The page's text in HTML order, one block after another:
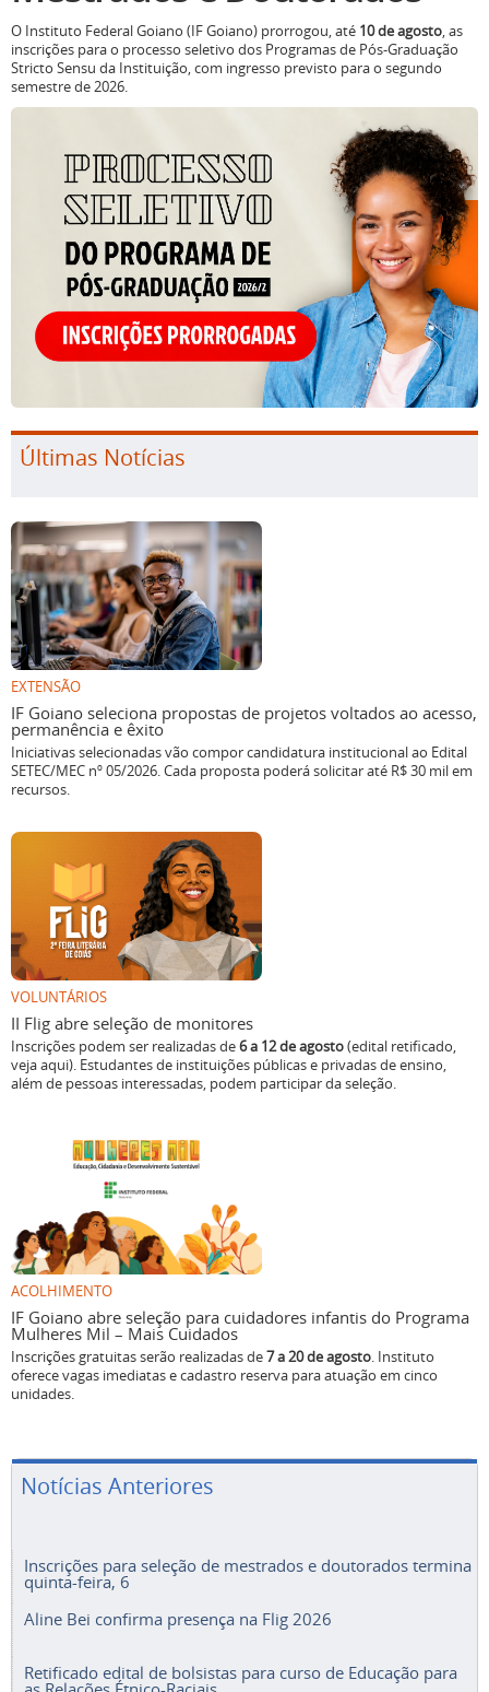
O Instituto Federal Goiano (IF Goiano) prorrogou, até 10 de agosto, as
inscrições para o processo seletivo dos Programas de Pós-Graduação
Stricto Sensu da Instituição, com ingresso previsto para o segundo
semestre de 2026.
Últimas Notícias
EXTENSÃO
IF Goiano seleciona propostas de projetos voltados ao acesso,
permanência e êxito
Iniciativas selecionadas vão compor candidatura institucional ao Edital
SETEC/MEC nº 05/2026. Cada proposta poderá solicitar até R$ 30 mil em
recursos.
VOLUNTÁRIOS
II Flig abre seleção de monitores
Inscrições podem ser realizadas de6 a 12 de agosto(edital retificado,
veja aqui). Estudantes de instituições públicas e privadas de ensino,
além de pessoas interessadas, podem participar da seleção.
ACOLHIMENTO
IF Goiano abre seleção para cuidadores infantis do Programa
Mulheres Mil – Mais Cuidados
Inscrições gratuitas serão realizadas de7 a 20 de agosto. Instituto
oferece vagas imediatas e cadastro reserva para atuação em cinco
unidades.
Notícias Anteriores
Inscrições para seleção de mestrados e doutorados termina
quinta-feira, 6
Aline Bei confirma presença na Flig 2026
Retificado edital de bolsistas para curso de Educação para